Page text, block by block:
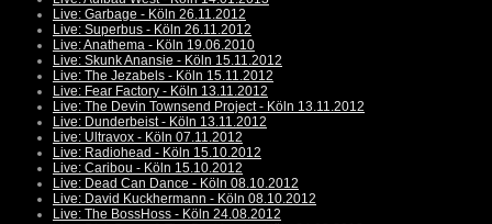
Live: Garbage - Köln 26.11.2012
Live: Superbus - Köln 26.11.2012
Live: Anathema - Köln 19.06.2010
Live: Skunk Anansie - Köln 15.11.2012
Live: The Jezabels - Köln 15.11.2012
Live: Fear Factory - Köln 13.11.2012
Live: The Devin Townsend Project - Köln 13.11.2012
Live: Dunderbeist - Köln 13.11.2012
Live: Ultravox - Köln 07.11.2012
Live: Radiohead - Köln 15.10.2012
Live: Caribou - Köln 15.10.2012
Live: Dead Can Dance - Köln 08.10.2012
Live: David Kuckhermann - Köln 08.10.2012
Live: The BossHoss - Köln 24.08.2012